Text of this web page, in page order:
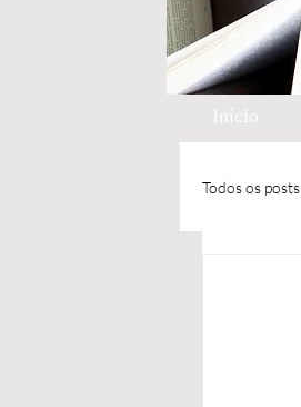
Início
Todos os posts